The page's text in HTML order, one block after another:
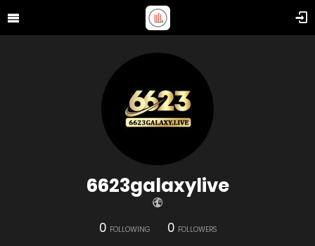
6623galaxylive
0 FOLLOWING 0 FOLLOWERS